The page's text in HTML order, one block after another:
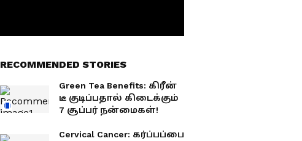
RECOMMENDED STORIES
Green Tea Benefits: கிரீன்
டீ குடிப்பதால் கிடைக்கும்
7 சூப்பர் நன்மைகள்!
Cervical Cancer: கர்ப்பப்பை